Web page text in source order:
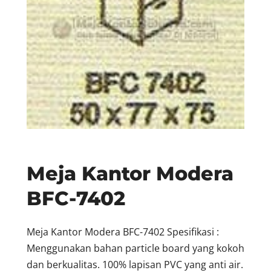
Meja Kantor Modera
BFC-7402
Meja Kantor Modera BFC-7402 Spesifikasi :
Menggunakan bahan particle board yang kokoh
dan berkualitas. 100% lapisan PVC yang anti air.